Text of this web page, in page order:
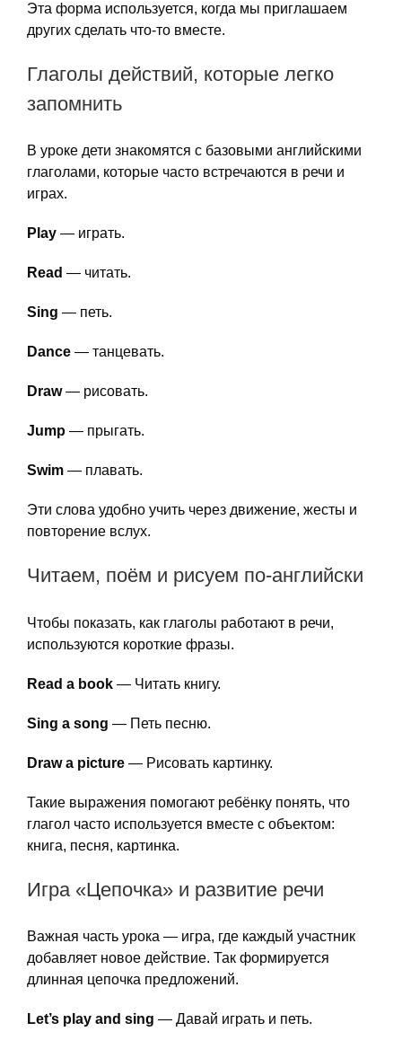
Эта форма используется, когда мы приглашаем
других сделать что-то вместе.
Глаголы действий, которые легко
запомнить
В уроке дети знакомятся с базовыми английскими
глаголами, которые часто встречаются в речи и
играх.
Play — играть.
Read — читать.
Sing — петь.
Dance — танцевать.
Draw— рисовать.
Jump — прыгать.
Swim — плавать.
Эти слова удобно учить через движение, жесты и
повторение вслух.
Читаем, поём и рисуем по-английски
Чтобы показать, как глаголы работают в речи,
используются короткие фразы.
Read a book — Читать книгу.
Sing a song — Петь песню.
Draw a picture — Рисовать картинку.
Такие выражения помогают ребёнку понять, что
глагол часто используется вместе с объектом:
книга, песня, картинка.
Игра «Цепочка» и развитие речи
Важная часть урока — игра, где каждый участник
добавляет новое действие. Так формируется
длинная цепочка предложений.
Let’s play and sing — Давай играть и петь.